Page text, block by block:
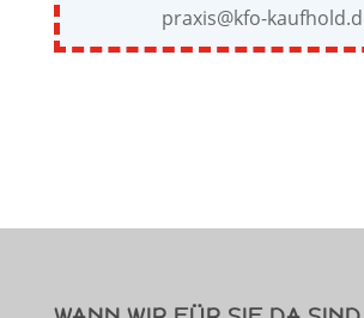
praxis@kfo-